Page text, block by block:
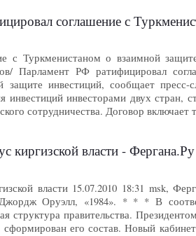
соглашение с
с Туркменистаном о взаимной
Парламент РФ ратифицировал
инвестиций, сообщает
инвестиций инвесторами двух стран,
сотрудничества. Договор
киргизской власти - Фергана.Ру
власти 15.07.2010 18:31 msk,
Джордж Оруэлл, «1984». * * * В
структура правительства.
его состав. Новый